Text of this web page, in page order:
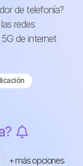
de telefonía?
redes
de internet
+ más opciones